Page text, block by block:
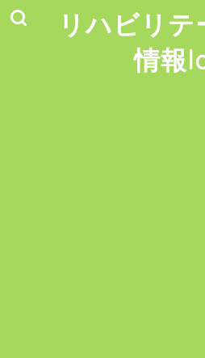
リハビリテ
情報